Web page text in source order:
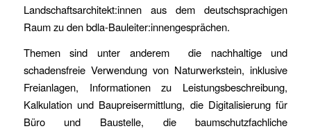
Landschaftsarchitekt:innen aus dem deutschsprachigen
Raum zu den bdla-Bauleiter:innengesprächen.
Themen sind unter anderem die nachhaltige und
schadensfreie Verwendung von Naturwerkstein, inklusive
Freianlagen, Informationen zu Leistungsbeschreibung,
Kalkulation und Baupreisermittlung, die Digitalisierung für
Büro und Baustelle, die baumschutzfachliche